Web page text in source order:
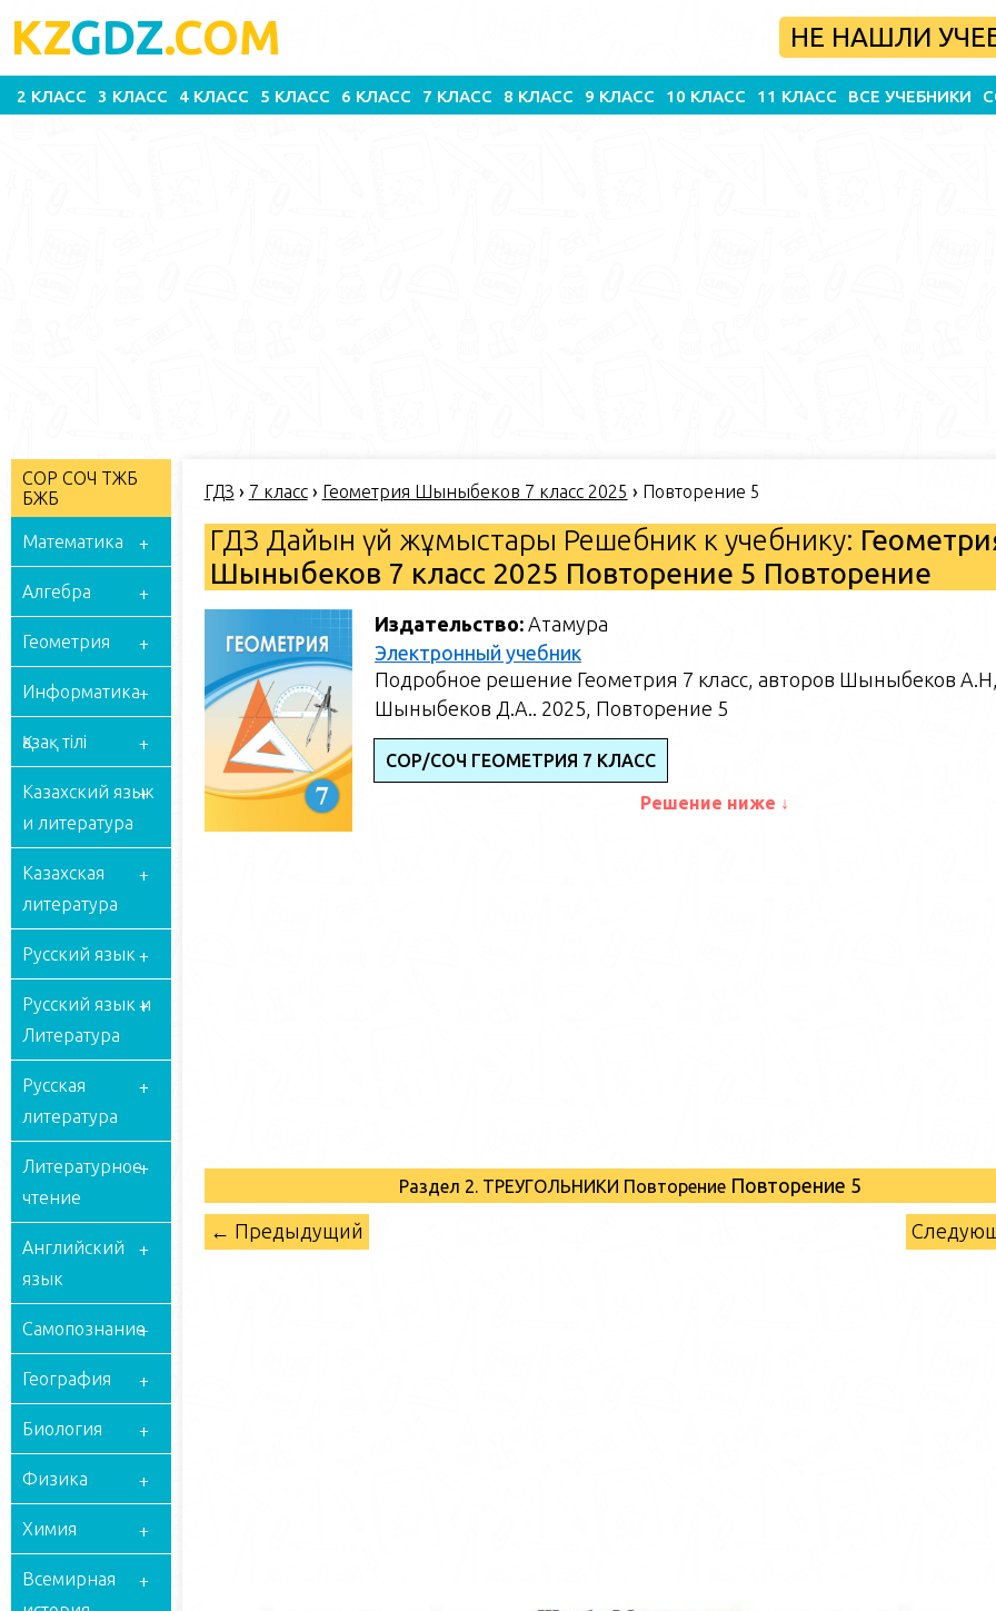
KZGDZ.COM НЕ НАШЛИ
2 КЛАСС 3 КЛАСС 4 КЛАСС 5 КЛАСС 6 КЛАСС 7 КЛАСС 8 КЛАСС 9 КЛАСС 10 КЛАСС 11 КЛАСС ВСЕ УЧЕБНИКИ
СОР СОЧ ТЖБ
БЖБ
Математика
Алгебра
Геометрия
Информатика
Қазақ тілі
Казахский язык
и литература
Казахская
литература
Русский язык
Русский язык и
Литература
Русская
литература
Литературное
чтение
Английский
язык
Самопознание
География
Биология
Физика
Химия
Всемирная
ГДЗ › 7 класс› Геометрия Шыныбеков 7 класс 2025 › Повторение 5
ГДЗ Дайын үй жұмыстары Решебник к учебнику:
Шыныбеков 7 класс 2025 Повторение 5 Повторение
Издательство: Атамура
Электронный учебник
Подробное решение Геометрия 7 класс, авторов Шыныбеков
Шыныбеков Д.А.. 2025, Повторение 5
СОР/СОЧ ГЕОМЕТРИЯ 7 КЛАСС
Решение ниже ↓
Раздел 2. ТРЕУГОЛЬНИКИ Повторение Повторение 5
← Предыдущий